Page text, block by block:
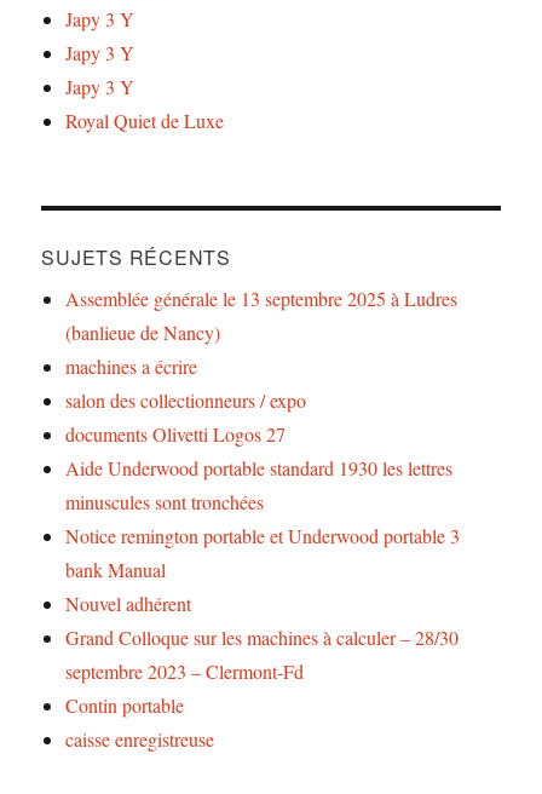
Japy 3 Y
Japy 3 Y
Japy 3 Y
Royal Quiet de Luxe
SUJETS RÉCENTS
Assemblée générale le 13 septembre 2025 à Ludres
(banlieue de Nancy)
machines a écrire
salon des collectionneurs / expo
documents Olivetti Logos 27
Aide Underwood portable standard 1930 les lettres
minuscules sont tronchées
Notice remington portable et Underwood portable 3
bank Manual
Nouvel adhérent
Grand Colloque sur les machines à calculer – 28/30
septembre 2023 – Clermont-Fd
Contin portable
caisse enregistreuse